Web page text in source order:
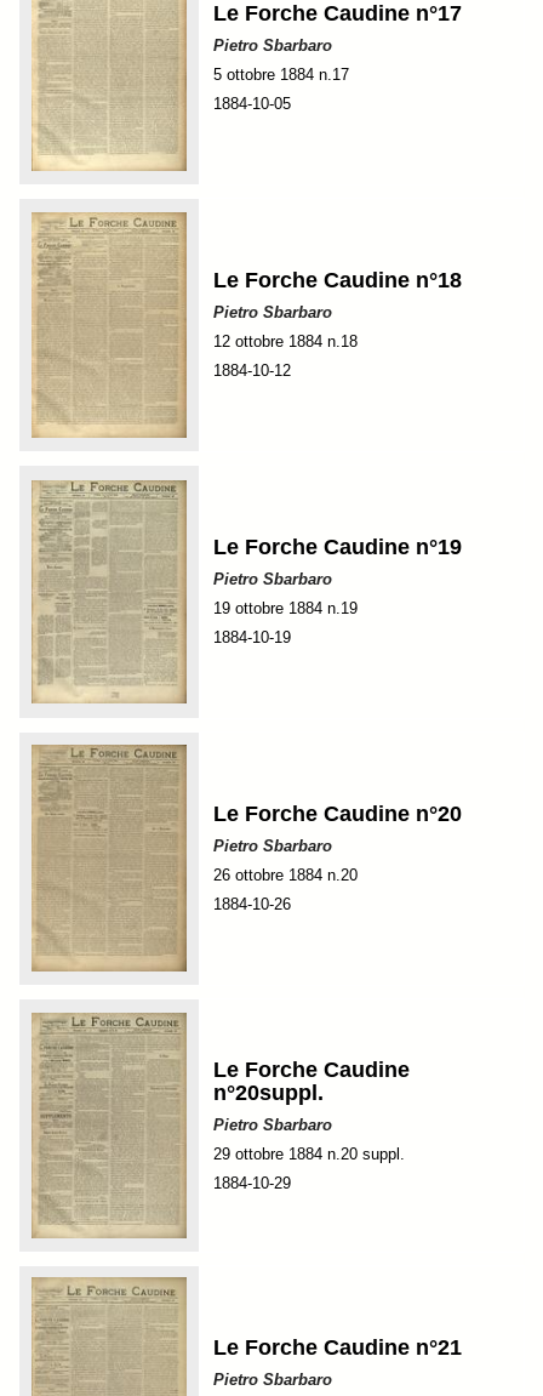
Le Forche Caudine n°17
Pietro Sbarbaro
5 ottobre 1884 n.17
1884-10-05
Le Forche Caudine n°18
Pietro Sbarbaro
12 ottobre 1884 n.18
1884-10-12
Le Forche Caudine n°19
Pietro Sbarbaro
19 ottobre 1884 n.19
1884-10-19
Le Forche Caudine n°20
Pietro Sbarbaro
26 ottobre 1884 n.20
1884-10-26
Le Forche Caudine
n°20suppl.
Pietro Sbarbaro
29 ottobre 1884 n.20 suppl.
1884-10-29
Le Forche Caudine n°21
Pietro Sbarbaro